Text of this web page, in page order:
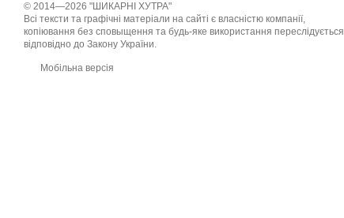
© 2014—2026 "ШИКАРНІ ХУТРА"
Всі тексти та графічні матеріали на сайті є власністю компанії,
копіювання без сповыщення та будь-яке використання переслідується
відповідно до Закону України.
Мобільна версія